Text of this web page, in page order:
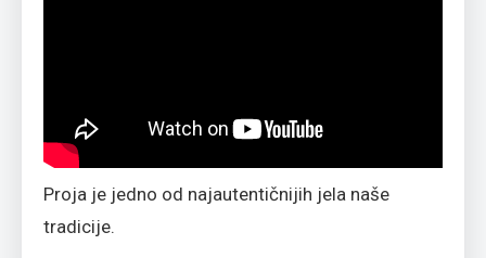
Proja je jedno od najautentičnijih jela naše
tradicije.